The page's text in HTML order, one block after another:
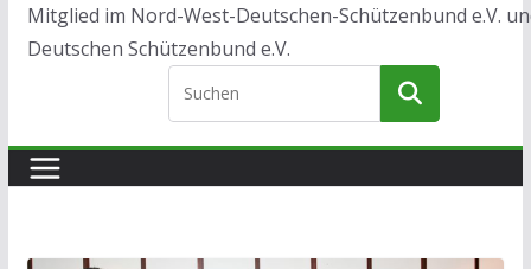
Mitglied im Nord-West-Deutschen-Schützenbund e.V.
Deutschen Schützenbund e.V.